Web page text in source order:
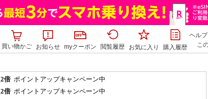
買い物かご お知らせ myクーポン 閲覧履歴 お気に入り 購入履歴
ヘルプ
こ
2倍ポイントアップキャンペーン中
2倍ポイントアップキャンペーン中